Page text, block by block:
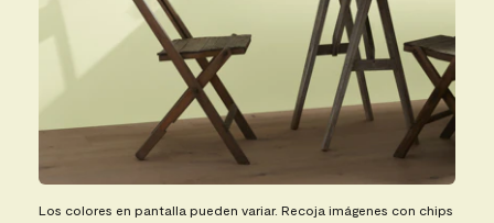
Los colores en pantalla pueden variar. Recoja imágenes con chips